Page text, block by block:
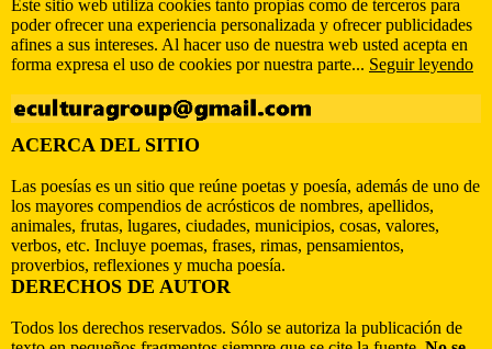
Este sitio web utiliza cookies tanto propias como de terceros para
poder ofrecer una experiencia personalizada y ofrecer publicidades
afines a sus intereses. Al hacer uso de nuestra web usted acepta en
forma expresa el uso de cookies por nuestra parte... Seguir leyendo
ACERCA DEL SITIO
Las poesías es un sitio que reúne poetas y poesía, además de uno de
los mayores compendios de acrósticos de nombres, apellidos,
animales, frutas, lugares, ciudades, municipios, cosas, valores,
verbos, etc. Incluye poemas, frases, rimas, pensamientos,
proverbios, reflexiones y mucha poesía.
DERECHOS DE AUTOR
Todos los derechos reservados. Sólo se autoriza la publicación de